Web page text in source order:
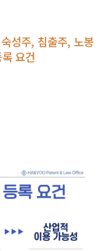
성주, 침출주, 노봉
요건